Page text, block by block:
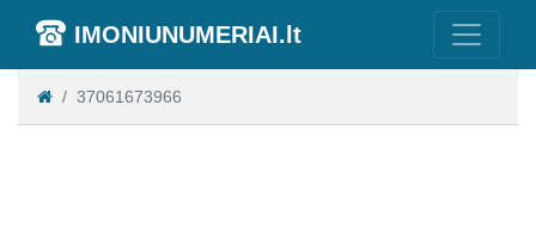
IMONIUNUMERIAI.lt
37061673966